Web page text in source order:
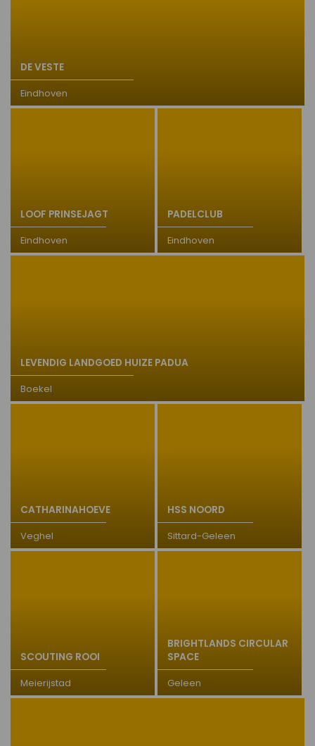
DE VESTE
Eindhoven
LOOF PRINSEJAGT
Eindhoven
PADELCLUB
Eindhoven
LEVENDIG LANDGOED HUIZE PADUA
Boekel
CATHARINAHOEVE
Veghel
HSS NOORD
Sittard-Geleen
SCOUTING ROOI
Meierijstad
BRIGHTLANDS CIRCULAR
SPACE
Geleen